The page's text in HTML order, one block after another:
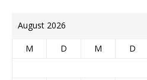
August 2026
M D M D